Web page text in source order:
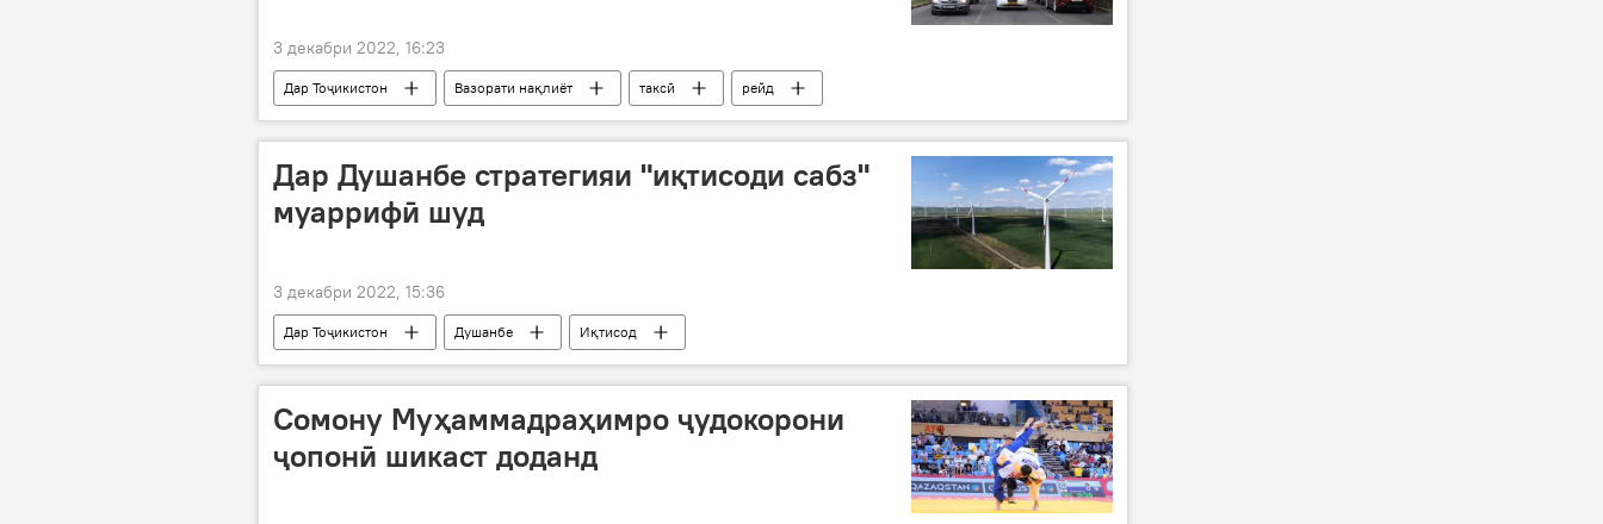
3 декабри 2022, 16:23
Дар Тоҷикистон Вазорати нақлиёт таксӣ рейд
Дар Душанбе стратегияи "иқтисоди сабз"
муаррифӣ шуд
3 декабри 2022, 15:36
Дар Тоҷикистон Душанбе Иқтисод
Сомону Муҳаммадраҳимро ҷудокорони
ҷопонӣ шикаст доданд